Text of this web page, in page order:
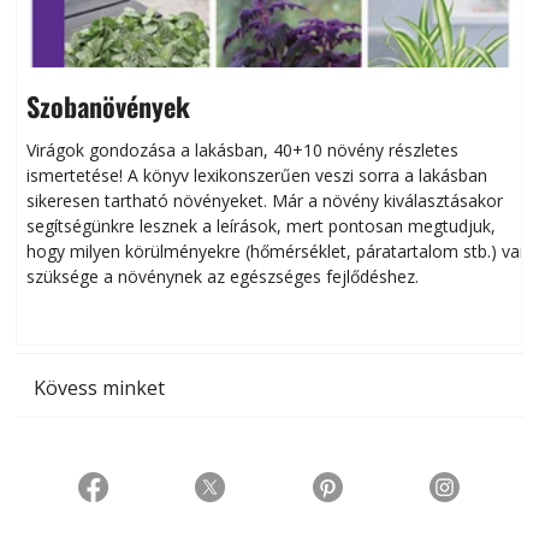
Szobanövények
Virágok gondozása a lakásban, 40+10 növény részletes
ismertetése! A könyv lexikonszerűen veszi sorra a lakásban
sikeresen tart­ha­tó növényeket. Már a növény kiválasztásakor
segítségünkre lesznek a leírások, mert pontosan megtudjuk,
hogy milyen körülményekre (hőmérséklet, páratartalom stb.) van
szüksége a növénynek az egészséges fejlődéshez.
Kövess minket